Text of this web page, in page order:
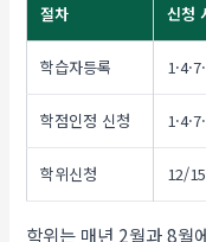
절차 신청
학습자등록
학점인정 신청
학위신청 12/
학위는 매년 2월과 8월